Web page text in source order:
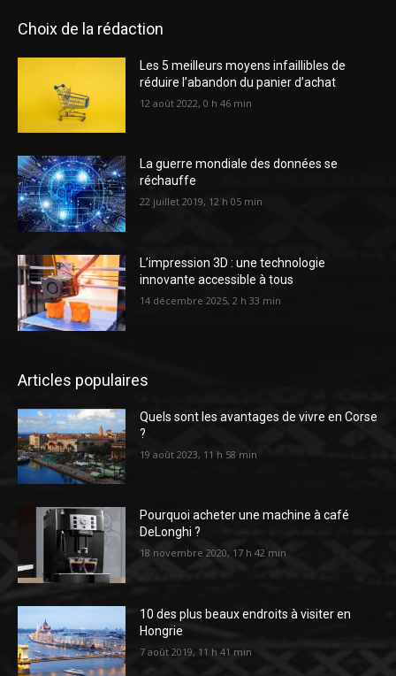
Choix de la rédaction
Les 5 meilleurs moyens infaillibles de
réduire l’abandon du panier d’achat
12 août 2022, 0 h 46 min
La guerre mondiale des données se
réchauffe
22 juillet 2019, 12 h 05 min
L’impression 3D : une technologie
innovante accessible à tous
14 décembre 2025, 2 h 33 min
Articles populaires
Quels sont les avantages de vivre en Corse
?
19 août 2023, 11 h 58 min
Pourquoi acheter une machine à café
DeLonghi ?
18 novembre 2020, 17 h 42 min
10 des plus beaux endroits à visiter en
Hongrie
7 août 2019, 11 h 41 min